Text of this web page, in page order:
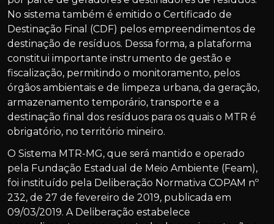
No sistema também é emitido o Certificado de
Destinação Final (CDF) pelos empreendimentos de
destinação de resíduos. Dessa forma, a plataforma
constitui importante instrumento de gestão e
fiscalização, permitindo o monitoramento, pelos
órgãos ambientais e de limpeza urbana, da geração,
armazenamento temporário, transporte e a
destinação final dos resíduos para os quais o MTR é
obrigatório, no território mineiro.
O Sistema MTR-MG, que será mantido e operado
pela Fundação Estadual de Meio Ambiente (Feam),
foi instituído pela Deliberação Normativa COPAM nº
232, de 27 de fevereiro de 2019, publicada em
09/03/2019. A Deliberação estabelece